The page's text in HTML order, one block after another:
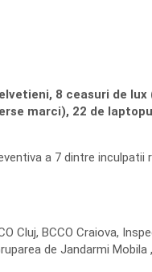
8 ceasuri de
marci), 22 de
a 7 dintre inculpatii
Cluj, BCCO Craiova,
de Jandarmi Mobila